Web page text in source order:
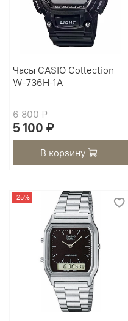
Часы CASIO Collection
W-736H-1A
6 800 ₽
5 100 ₽
В корзину
-25%